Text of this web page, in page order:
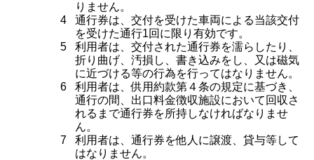
りません。
4 通行券は、交付を受けた車両による当該交付
を受けた通行1回に限り有効です。
5 利用者は、交付された通行券を濡らしたり、
折り曲げ、汚損し、書き込みをし、又は磁気
に近づける等の行為を行ってはなりません。
6 利用者は、供用約款第４条の規定に基づき、
通行の間、出口料金徴収施設において回収さ
れるまで通行券を所持しなければなりませ
ん。
7 利用者は、通行券を他人に譲渡、貸与等して
はなりません。